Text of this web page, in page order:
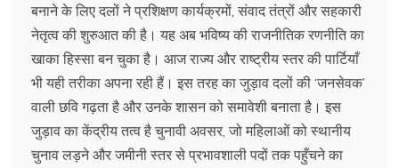
बनाने के लिए दलों ने प्रशिक्षण कार्यक्रमों, संवाद तंत्रों और सहकारी
नेतृत्व की शुरुआत की है। यह अब भविष्य की राजनीतिक रणनीति का
खाका हिस्सा बन चुका है। आज राज्य और राष्ट्रीय स्तर की पार्टियाँ
भी यही तरीका अपना रही हैं। इस तरह का जुड़ाव दलों की ‘जनसेवक’
वाली छवि गढ़ता है और उनके शासन को समावेशी बनाता है। इस
जुड़ाव का केंद्रीय तत्व है चुनावी अवसर, जो महिलाओं को स्थानीय
चुनाव लड़ने और जमीनी स्तर से प्रभावशाली पदों तक पहुँचने का